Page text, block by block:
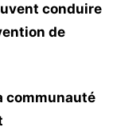
conduire
de
communauté